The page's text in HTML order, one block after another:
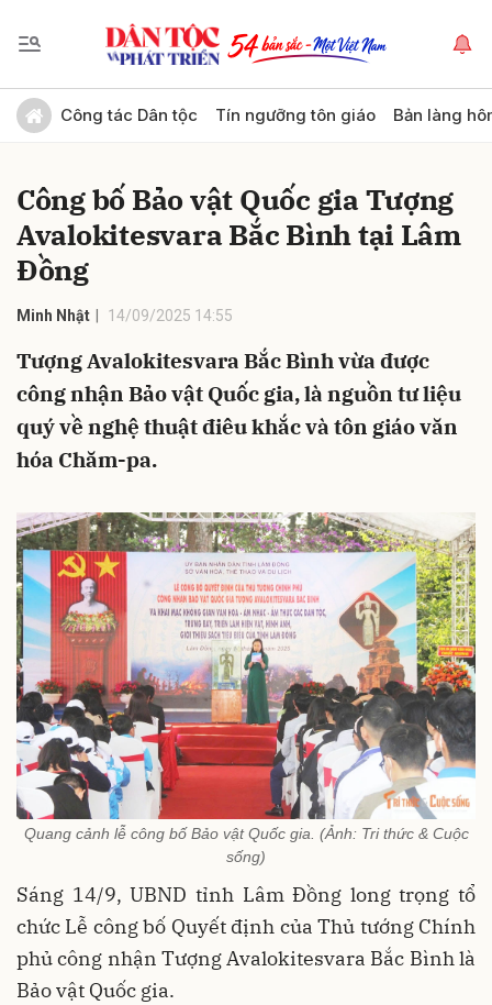
Công tác Dân tộc Tín ngưỡng tôn giáo Bản làng
Công bố Bảo vật Quốc gia Tượng
Avalokitesvara Bắc Bình tại Lâm
Đồng
Minh Nhật 14/09/2025 14:55
Tượng Avalokitesvara Bắc Bình vừa được
công nhận Bảo vật Quốc gia, là nguồn tư liệu
quý về nghệ thuật điêu khắc và tôn giáo văn
hóa Chăm-pa.
Quang cảnh lễ công bố Bảo vật Quốc gia. (Ảnh: Tri thức & Cuộc
sống)
Sáng 14/9, UBND tỉnh Lâm Đồng long trọng tổ
chức Lễ công bố Quyết định của Thủ tướng Chính
phủ công nhận Tượng Avalokitesvara Bắc Bình là
Bảo vật Quốc gia.
Gửi bình luận